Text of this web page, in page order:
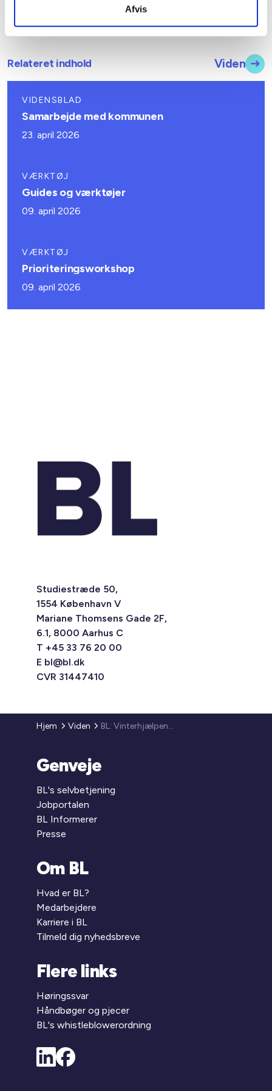
Afvis
Relateret indhold Viden
VIDENSBLAD
Samarbejde med kommunen
23. april 2026
VÆRKTØJ
Guides og værktøjer
09. april 2026
VÆRKTØJ
Prioriteringsworkshop
09. april 2026
Studiestræde 50,
1554 København V
Mariane Thomsens Gade 2F,
6.1, 8000 Aarhus C
T +45 33 76 20 00
E bl@bl.dk
CVR 31447410
Hjem Viden BL: Vinterhjælpens brede fokus risikerer at sende de mest udsatte på gaden
Genveje
BL's selvbetjening
Jobportalen
BL Informerer
Presse
Om BL
Hvad er BL?
Medarbejdere
Karriere i BL
Tilmeld dig nyhedsbreve
Flere links
Høringssvar
Håndbøger og pjecer
BL's whistleblowerordning